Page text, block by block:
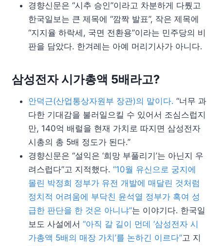
경향신문은 “시추 승인”이라고 차분하게 다뤘고
한국일보는 큰 제목에 “깜짝 발표”, 작은 제목에
“지지율 하락세, 국면 전환용”이라는 민주당의 비
판을 담았다. 한겨레는 아예 머리기사가 아니다.
삼성전자 시가총액 5배라고?
안덕근(산업통상자원부 장관)의 말이다. “너무 과
다한 기대감을 불러일으킬 수 있어서 조심스럽지
만, 140억 배럴을 현재 가치로 따지면 삼성전자
시총의 총 5배 정도가 된다.”
경향신문은 “설익은 ‘희망 부풀리기’는 아닌지 우
려스럽다”고 지적했다. “10월 유신으로 궁지에
몰린 박정희 정부가 유전 개발에 매달린 것처럼
정치적 어려움에 부닥친 윤석열 정부가 혹여 성
급한 판단을 한 것은 아니냐”는 이야기다. 한국일
보도 사설에서 “아직 갈 길이 먼데 ‘삼성전자 시
가총액 5배의 매장 가치’를 논하긴 이르다”고 지